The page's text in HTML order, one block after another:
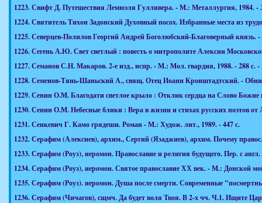
1223.Свифт Д. Путешествия Лемюэля Гулливера. - М.: Металлургия, 1984. -
1224.Святитель Тихон Задонский Духовный посох. Избранные места из
1225.Северцев-Полилов Георгий Андрей Боголюбский-Благоверный князь. -
1226.Сегень А.Ю. Свет светлый : повесть о митрополите Алексии
1227.Семанов С.Н. Макаров. 2-е изд., испр. - М.: Мол. гвардия, 1988. - 288 с.
1228.Семенов-Тянь-Шаньский А., свящ. Отец Иоанн Кронштадтский. -
1229.Сенин О.М. Благодати светлое крыло : Отклик сердца на Слово
1230.Сенин О.М. Небесные блики : Вера в жизни и стихах русских поэтов
1231.Сенкевич Г. Камо грядеши. Роман - М.: Худож. лит., 1989. - 447 с.
1232.Серафим (Алексиев), архим., Сергий (Язаджиев), архим. Почему
1233.Серафим (Роуз), иеромон. Православие и религия будущего. Пер. с
1234.Серафим (Роуз), иеромон. Святое православие ХХ век. - М.: Донской
1235.Серафим (Роуз). иеромон. Душа после смерти. Современные
1236.Серафим (Чичагов), сщмч. Да будет воля Твоя. В 2-х чч. Ч.1. Ищите